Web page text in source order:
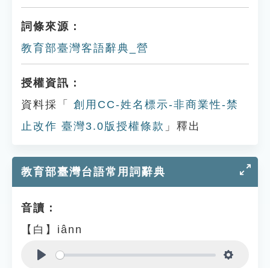
詞條來源：
教育部臺灣客語辭典_營
授權資訊：
資料採「
創用CC-姓名標示-非商業性-禁
止改作 臺灣3.0版授權條款 」釋出
教育部臺灣台語常用詞辭典
音讀：
【白】iânn